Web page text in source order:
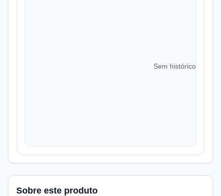
Sem histórico de
Sobre este produto